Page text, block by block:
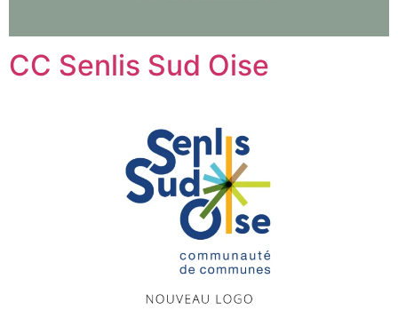
CC Senlis Sud Oise